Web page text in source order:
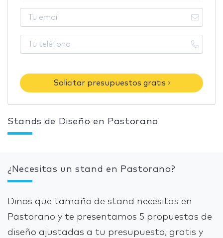
Solicitar presupuestos gratis ›
Stands de Diseño en Pastorano
¿Necesitas un stand en Pastorano?
Dinos que tamaño de stand necesitas en
Pastorano y te presentamos 5 propuestas de
diseño ajustadas a tu presupuesto, gratis y